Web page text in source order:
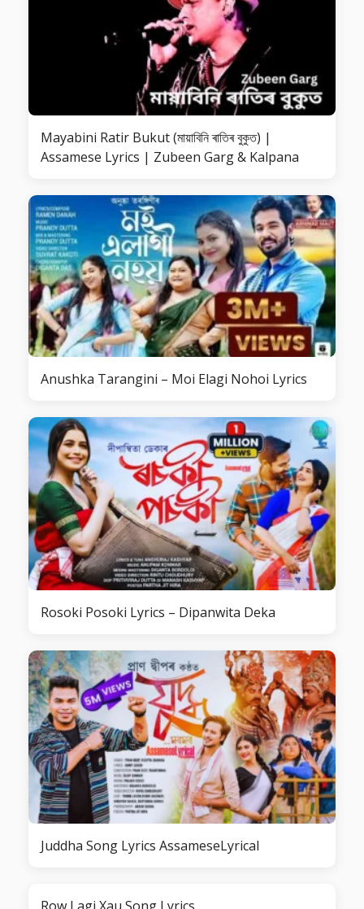
Mayabini Ratir Bukut (মায়াবিনি ৰাতিৰ বুকুত) |
Assamese Lyrics | Zubeen Garg & Kalpana
Anushka Tarangini – Moi Elagi Nohoi Lyrics
Rosoki Posoki Lyrics – Dipanwita Deka
Juddha Song Lyrics AssameseLyrical